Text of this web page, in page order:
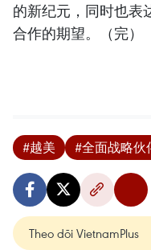
的新纪元，同时也表
合作的期望。（完）
#越美 #全面战略伙
Theo dõi VietnamPlus